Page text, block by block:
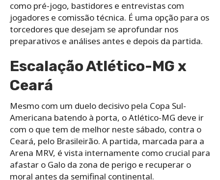
como pré-jogo, bastidores e entrevistas com
jogadores e comissão técnica. É uma opção para os
torcedores que desejam se aprofundar nos
preparativos e análises antes e depois da partida.
Escalação Atlético-MG x
Ceará
Mesmo com um duelo decisivo pela Copa Sul-
Americana batendo à porta, o Atlético-MG deve ir
com o que tem de melhor neste sábado, contra o
Ceará, pelo Brasileirão. A partida, marcada para a
Arena MRV, é vista internamente como crucial para
afastar o Galo da zona de perigo e recuperar o
moral antes da semifinal continental.